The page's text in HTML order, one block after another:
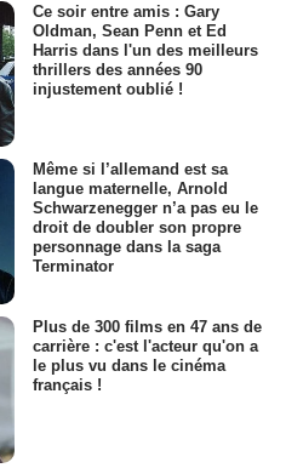
Ce soir entre amis : Gary
Oldman, Sean Penn et Ed
Harris dans l'un des meilleurs
thrillers des années 90
injustement oublié !
Même si l’allemand est sa
langue maternelle, Arnold
Schwarzenegger n’a pas eu le
droit de doubler son propre
personnage dans la saga
Terminator
Plus de 300 films en 47 ans de
carrière : c'est l'acteur qu'on a
le plus vu dans le cinéma
français !